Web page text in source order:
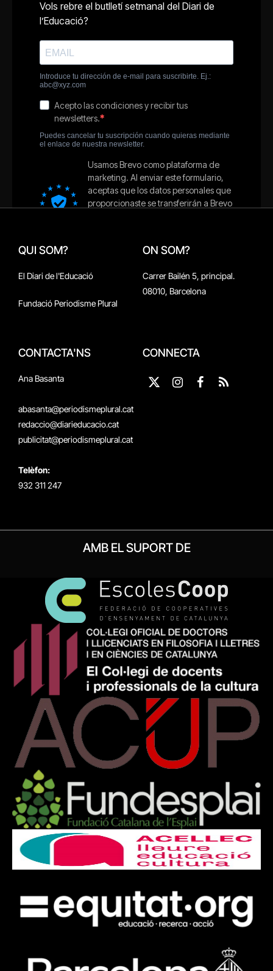
QUI SOM?
El Diari de l'Educació
Fundació Periodisme Plural
ON SOM?
Carrer Bailén 5, principal.
08010, Barcelona
CONTACTA'NS
Ana Basanta
abasanta@periodismeplural.cat
redaccio@diarieducacio.cat
publicitat@periodismeplural.cat
Telèfon:
932 311 247
CONNECTA
X
InstagramFacebook
RSS
AMB EL SUPORT DE